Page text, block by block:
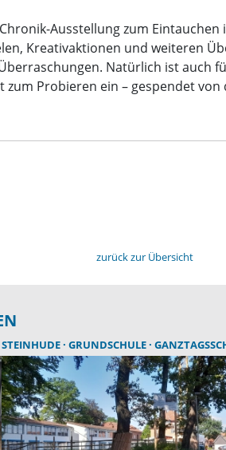
Ausstellung zum
Kreativaktionen und weiteren
Natürlich ist auch
Probieren ein – gespendet
zurück zur Übersicht
STEINHUDE GRUNDSCHULE